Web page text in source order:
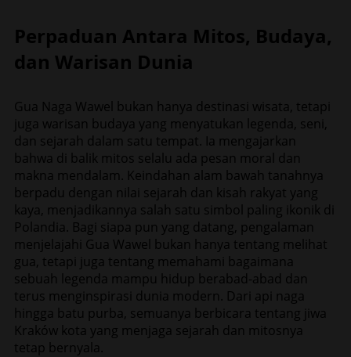
Perpaduan Antara Mitos, Budaya,
dan Warisan Dunia
Gua Naga Wawel bukan hanya destinasi wisata, tetapi
juga warisan budaya yang menyatukan legenda, seni,
dan sejarah dalam satu tempat. Ia mengajarkan
bahwa di balik mitos selalu ada pesan moral dan
makna mendalam. Keindahan alam bawah tanahnya
berpadu dengan nilai sejarah dan kisah rakyat yang
kaya, menjadikannya salah satu simbol paling ikonik di
Polandia. Bagi siapa pun yang datang, pengalaman
menjelajahi Gua Wawel bukan hanya tentang melihat
gua, tetapi juga tentang memahami bagaimana
sebuah legenda mampu hidup berabad-abad dan
terus menginspirasi dunia modern. Dari api naga
hingga batu purba, semuanya berbicara tentang jiwa
Kraków kota yang menjaga sejarah dan mitosnya
tetap bernyala.